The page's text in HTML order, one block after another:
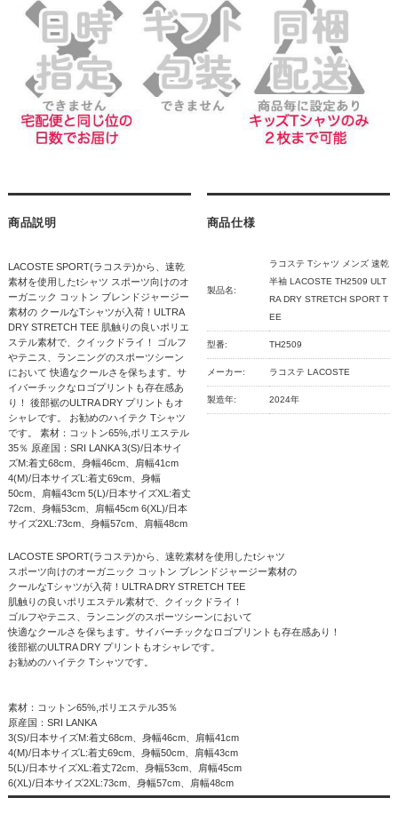
商品説明
LACOSTE SPORT(ラコステ)から、速乾
素材を使用したtシャツ スポーツ向けのオ
ーガニック コットン ブレンドジャージー
素材の クールなTシャツが入荷！ULTRA
DRY STRETCH TEE 肌触りの良いポリエ
ステル素材で、クイックドライ！ ゴルフ
やテニス、ランニングのスポーツシーン
において 快適なクールさを保ちます。サ
イバーチックなロゴプリントも存在感あ
り！ 後部裾のULTRA DRY プリントもオ
シャレです。 お勧めのハイテク Tシャツ
です。 素材：コットン65%,ポリエステル
35％ 原産国：SRI LANKA 3(S)/日本サイ
ズM:着丈68cm、身幅46cm、肩幅41cm
4(M)/日本サイズL:着丈69cm、身幅
50cm、肩幅43cm 5(L)/日本サイズXL:着丈
72cm、身幅53cm、肩幅45cm 6(XL)/日本
サイズ2XL:73cm、身幅57cm、肩幅48cm
商品仕様
製品名:
ラコステ Tシャツ メンズ 速乾
半袖 LACOSTE TH2509 ULT
RA DRY STRETCH SPORT T
EE
型番: TH2509
メーカー: ラコステ LACOSTE
製造年: 2024年
LACOSTE SPORT(ラコステ)から、速乾素材を使用したtシャツ
スポーツ向けのオーガニック コットン ブレンドジャージー素材の
クールなTシャツが入荷！ULTRA DRY STRETCH TEE
肌触りの良いポリエステル素材で、クイックドライ！
ゴルフやテニス、ランニングのスポーツシーンにおいて
快適なクールさを保ちます。サイバーチックなロゴプリントも存在感あり！
後部裾のULTRA DRY プリントもオシャレです。
お勧めのハイテク Tシャツです。
素材：コットン65%,ポリエステル35％
原産国：SRI LANKA
3(S)/日本サイズM:着丈68cm、身幅46cm、肩幅41cm
4(M)/日本サイズL:着丈69cm、身幅50cm、肩幅43cm
5(L)/日本サイズXL:着丈72cm、身幅53cm、肩幅45cm
6(XL)/日本サイズ2XL:73cm、身幅57cm、肩幅48cm